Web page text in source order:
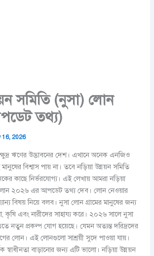
সমিতি (নুসা) লোন
তথ্য)
16, 2026
ঋণের উদ্ভাবনের দেশ। এখানে অনেক এনজিও
বিশ্বাস পায় না। তবে নড়িয়া উন্নয়ন সমিতি
কাছে নির্ভরযোগ্য। এই লেখায় আমরা নড়িয়া
২০২৬ এর আপডেট তথ্য দেব। লোন নেওয়ার
বিষয় নিয়ে বলব। নুসা লোন গ্রামের মানুষের জন্য
কৃষি এবং নারীদের সাহায্য করে। ২০২৬ সালে নুসা
নতুন প্রকল্প যোগ হয়েছে। যেমন অত্যন্ত দরিদ্রদের
লোন। এই লোনগুলো সাশ্রয়ী সুদে পাওয়া যায়।
স্বাধীনতা বাড়ানোর জন্য এটি ভালো। নড়িয়া উন্নয়ন